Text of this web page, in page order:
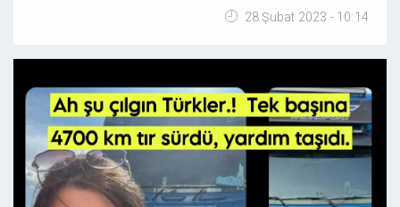
28 Şubat 2023 - 10:14